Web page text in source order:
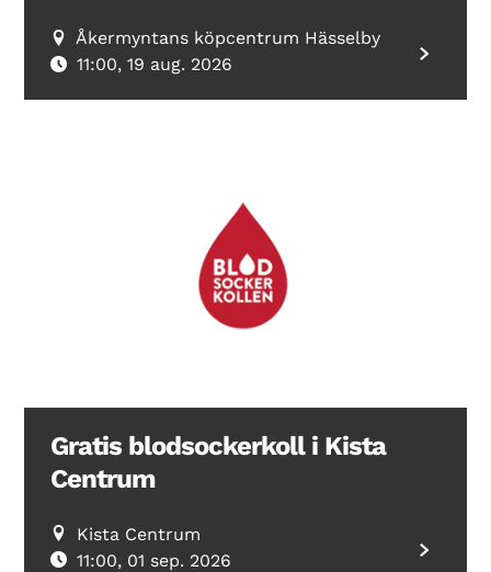
Åkermyntans köpcentrum Hässelby
11:00, 19 aug. 2026
Gratis blodsockerkoll i Kista
Centrum
Kista Centrum
11:00, 01 sep. 2026